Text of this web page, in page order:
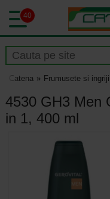
40
Catena Frumusete si
4530 GH3 Men
in 1, 400 ml